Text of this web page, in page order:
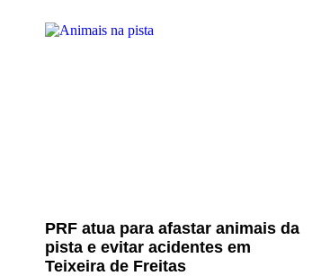
PRF atua para afastar animais da
pista e evitar acidentes em
Teixeira de Freitas